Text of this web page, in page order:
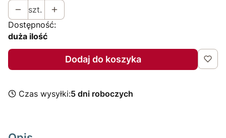
szt.
Dostępność:
duża ilość
Dodaj do koszyka
Czas wysyłki:5 dni roboczych